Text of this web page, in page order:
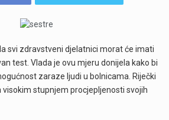
svi zdravstveni djelatnici morat će imati
test. Vlada je ovu mjeru donijela kako bi
zaraze ljudi u bolnicama. Riječki
visokim stupnjem procjepljenosti svojih